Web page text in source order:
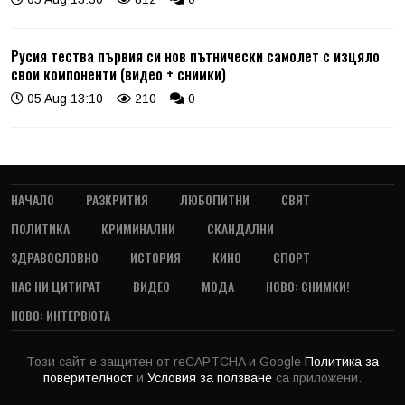
Русия тества първия си нов пътнически самолет с изцяло
свои компоненти (видео + снимки)
05 Aug 13:10 210 0
НАЧАЛО РАЗКРИТИЯ ЛЮБОПИТНИ
СВЯТ
ПОЛИТИКА
КРИМИНАЛНИ
СКАНДАЛНИ
ЗДРАВОСЛОВНО
ИСТОРИЯ КИНО
СПОРТ
НАС НИ ЦИТИРАТ
ВИДЕО МОДА
НОВО: СНИМКИ!
НОВО: ИНТЕРВЮТА
Този сайт е защитен от reCAPTCHA и Google Политика за
поверителност и Условия за ползване са приложени.